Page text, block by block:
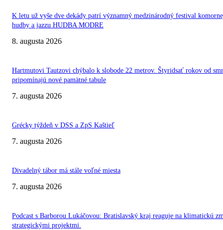
K letu už vyše dve dekády patrí významný medzinárodný festival
hudby a jazzu HUDBA MODRE
8. augusta 2026
Hartmutovi Tautzovi chýbalo k slobode 22 metrov. Štyridsať rokov od
pripomínajú nové pamätné tabule
7. augusta 2026
Grécky týždeň v DSS a ZpS Kaštieľ
7. augusta 2026
Divadelný tábor má stále voľné miesta
7. augusta 2026
Podcast s Barborou Lukáčovou: Bratislavský kraj reaguje na klimatickú
strategickými projektmi.